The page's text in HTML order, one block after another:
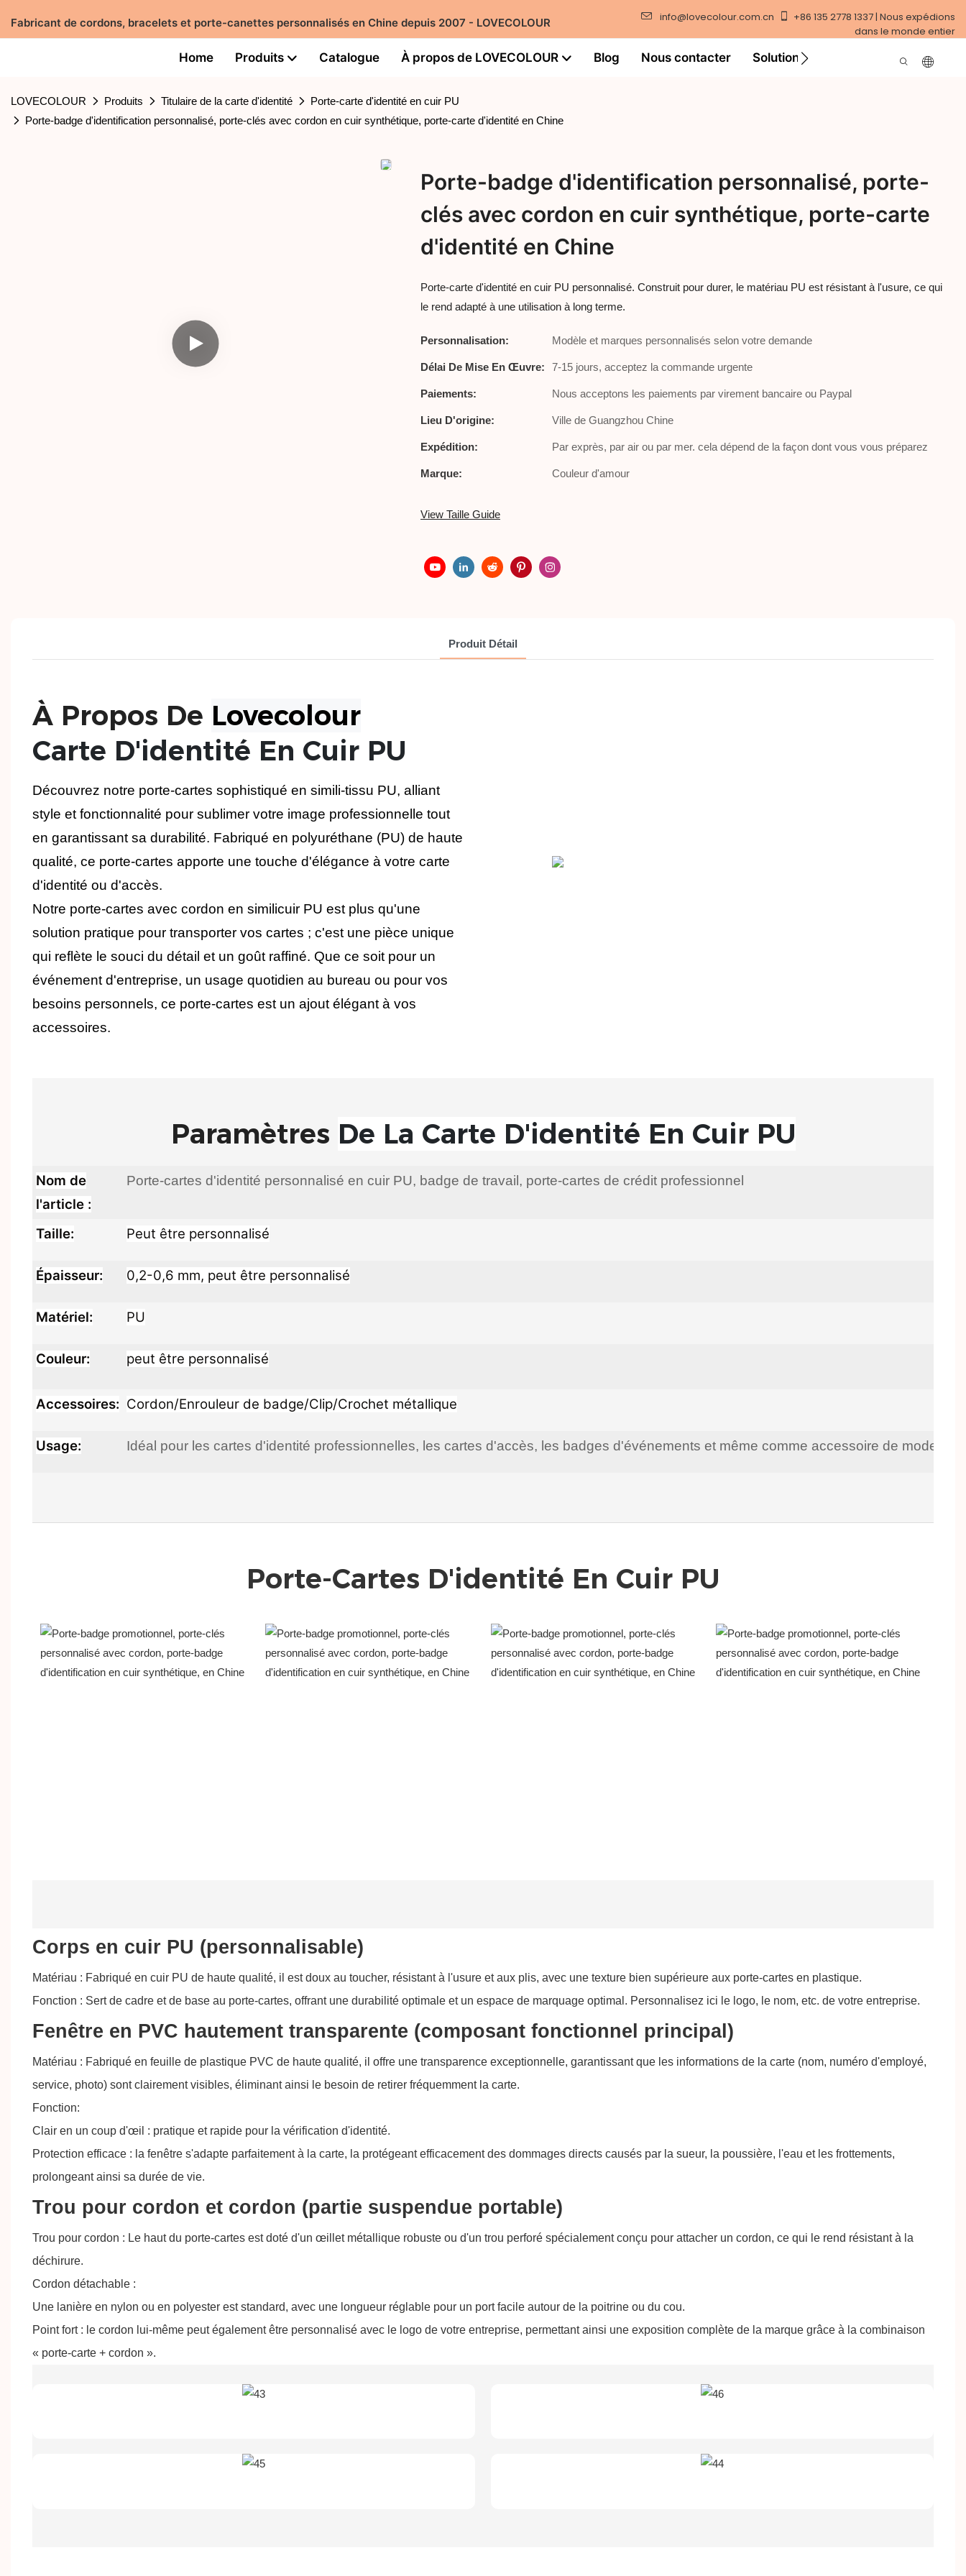
Fabricant de cordons, bracelets et porte-canettes personnalisés en Chine depuis 2007 - LOVECOLOUR info@lovecolour.com.cn
+86 135 2778 1337 | Nous expédions
dans le monde entier
Home Produits Catalogue À propos de LOVECOLOUR Blog Nous contacter Solution
LOVECOLOUR Produits Titulaire de la carte d'identité
Porte-carte d'identité en cuir PU
Porte-badge d'identification personnalisé, porte-clés avec cordon en cuir synthétique, porte-carte d'identité en Chine
Porte-badge d'identification personnalisé, porte-
clés avec cordon en cuir synthétique, porte-carte
d'identité en Chine
Porte-carte d'identité en cuir PU personnalisé. Construit pour durer, le matériau PU est résistant à l'usure, ce qui
le rend adapté à une utilisation à long terme.
Personnalisation: Modèle et marques personnalisés selon votre demande
Délai De Mise En Œuvre: 7-15 jours, acceptez la commande urgente
Paiements: Nous acceptons les paiements par virement bancaire ou Paypal
Lieu D'origine: Ville de Guangzhou Chine
Expédition: Par exprès, par air ou par mer. cela dépend de la façon dont vous vous préparez
Marque: Couleur d'amour
View Taille Guide
Produit Détail
À Propos De Lovecolour
Carte D'identité En Cuir PU
Découvrez notre porte-cartes sophistiqué en simili-tissu PU, alliant
style et fonctionnalité pour sublimer votre image professionnelle tout
en garantissant sa durabilité. Fabriqué en polyuréthane (PU) de haute
qualité, ce porte-cartes apporte une touche d'élégance à votre carte
d'identité ou d'accès.
Notre porte-cartes avec cordon en similicuir PU est plus qu'une
solution pratique pour transporter vos cartes ; c'est une pièce unique
qui reflète le souci du détail et un goût raffiné. Que ce soit pour un
événement d'entreprise, un usage quotidien au bureau ou pour vos
besoins personnels, ce porte-cartes est un ajout élégant à vos
accessoires.
Paramètres De La Carte D'identité En Cuir PU
Nom de
l'article :
Porte-cartes d'identité personnalisé en cuir PU, badge de travail, porte-cartes de crédit professionnel
Taille: Peut être personnalisé
Épaisseur: 0,2-0,6 mm, peut être personnalisé
Matériel: PU
Couleur: peut être personnalisé
Accessoires: Cordon/Enrouleur de badge/Clip/Crochet métallique
Usage: Idéal pour les cartes d'identité professionnelles, les cartes d'accès, les badges d'événements et même comme accessoire de mode.
Porte-Cartes D'identité En Cuir PU
Corps en cuir PU (personnalisable)
Matériau : Fabriqué en cuir PU de haute qualité, il est doux au toucher, résistant à l'usure et aux plis, avec une texture bien supérieure aux porte-cartes en plastique.
Fonction : Sert de cadre et de base au porte-cartes, offrant une durabilité optimale et un espace de marquage optimal. Personnalisez ici le logo, le nom, etc. de votre entreprise.
Fenêtre en PVC hautement transparente (composant fonctionnel principal)
Matériau : Fabriqué en feuille de plastique PVC de haute qualité, il offre une transparence exceptionnelle, garantissant que les informations de la carte (nom, numéro d'employé,
service, photo) sont clairement visibles, éliminant ainsi le besoin de retirer fréquemment la carte.
Fonction:
Clair en un coup d'œil : pratique et rapide pour la vérification d'identité.
Protection efficace : la fenêtre s'adapte parfaitement à la carte, la protégeant efficacement des dommages directs causés par la sueur, la poussière, l'eau et les frottements,
prolongeant ainsi sa durée de vie.
Trou pour cordon et cordon (partie suspendue portable)
Trou pour cordon : Le haut du porte-cartes est doté d'un œillet métallique robuste ou d'un trou perforé spécialement conçu pour attacher un cordon, ce qui le rend résistant à la
déchirure.
Cordon détachable :
Une lanière en nylon ou en polyester est standard, avec une longueur réglable pour un port facile autour de la poitrine ou du cou.
Point fort : le cordon lui-même peut également être personnalisé avec le logo de votre entreprise, permettant ainsi une exposition complète de la marque grâce à la combinaison
« porte-carte + cordon ».